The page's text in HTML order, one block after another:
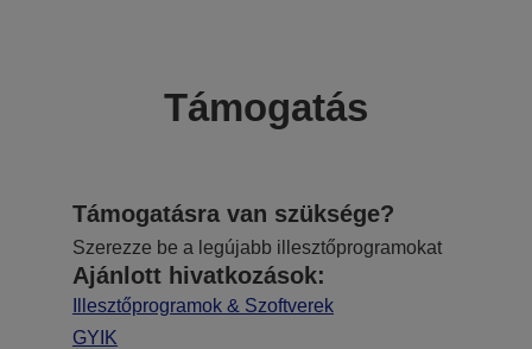
Támogatás
Támogatásra van szüksége?
Szerezze be a legújabb illesztőprogramokat
Ajánlott hivatkozások:
Illesztőprogramok & Szoftverek
GYIK